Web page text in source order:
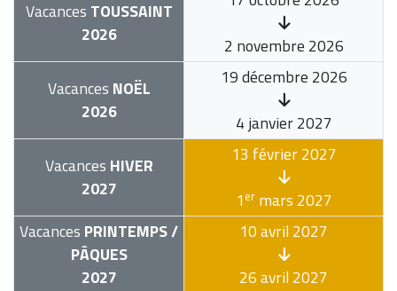
Vacances TOUSSAINT
2026
2 novembre 2026
Vacances NOËL
2026
19 décembre 2026
4 janvier 2027
Vacances HIVER
2027
13 février 2027
1ermars 2027
Vacances PRINTEMPS /
PÂQUES
2027
10 avril 2027
26 avril 2027